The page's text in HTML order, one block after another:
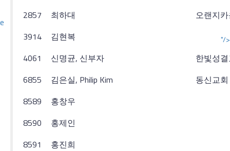
"/>
2857
최하대
오랜지
3914
김현복
4061
신명균, 신부자
한빛성
6855
김은실, Philip Kim
동신교회
8589
홍창우
8590
홍제인
8591
홍진희